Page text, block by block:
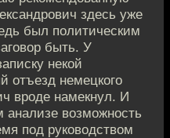
здесь уже
был политическим
быть. У
некой
немецкого
вроде намекнул. И
возможность
под руководством